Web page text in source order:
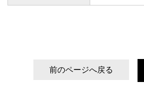
前のページへ戻る